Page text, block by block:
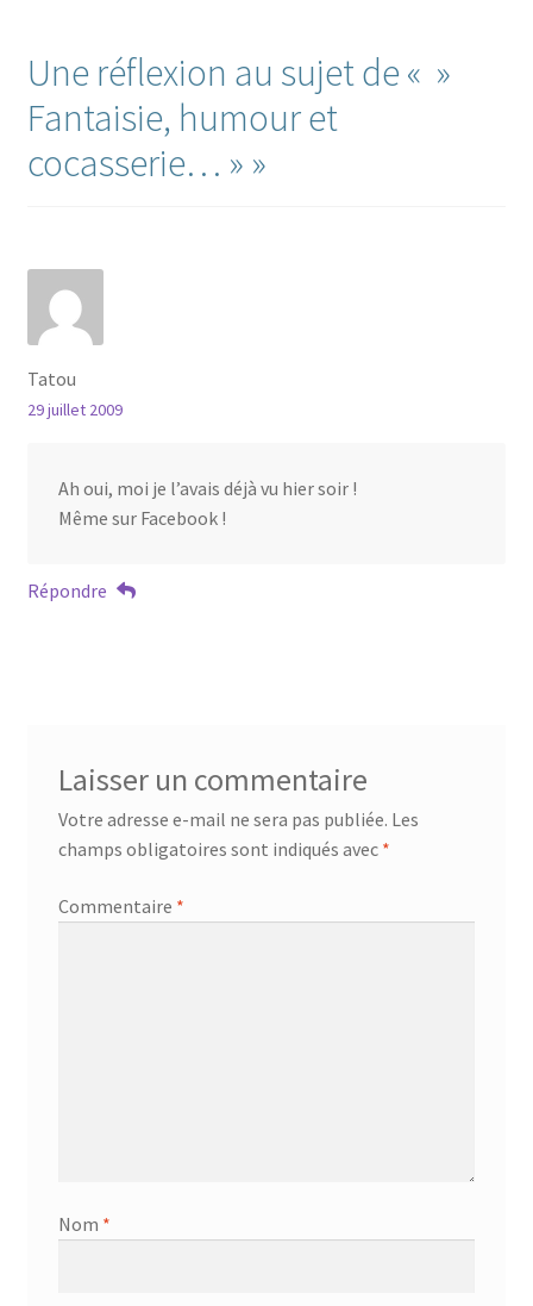
Une réflexion au sujet de « »
Fantaisie, humour et
cocasserie… » »
Tatou
29 juillet 2009
Ah oui, moi je l’avais déjà vu hier soir !
Même sur Facebook !
Répondre
Laisser un commentaire
Votre adresse e-mail ne sera pas publiée. Les
champs obligatoires sont indiqués avec *
Commentaire *
Nom *